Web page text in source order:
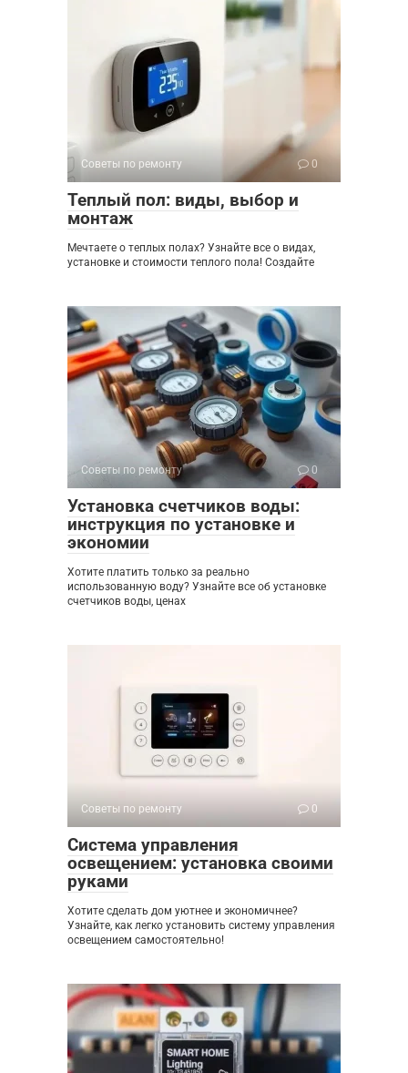
Советы по ремонту 0
Теплый пол: виды, выбор и
монтаж
Мечтаете о теплых полах? Узнайте все о видах,
установке и стоимости теплого пола! Создайте
Советы по ремонту 0
Установка счетчиков воды:
инструкция по установке и
экономии
Хотите платить только за реально
использованную воду? Узнайте все об установке
счетчиков воды, ценах
Советы по ремонту 0
Система управления
освещением: установка своими
руками
Хотите сделать дом уютнее и экономичнее?
Узнайте, как легко установить систему управления
освещением самостоятельно!